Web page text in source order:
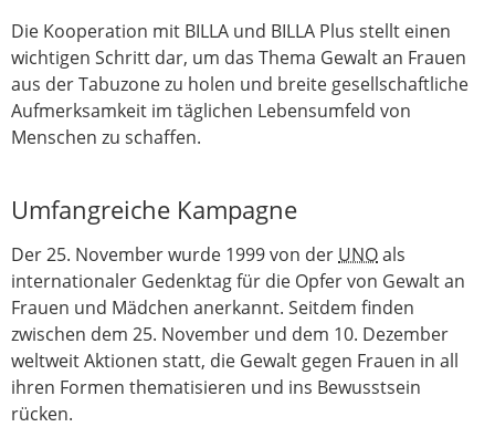
Die Kooperation mit BILLA und BILLA Plus stellt einen
wichtigen Schritt dar, um das Thema Gewalt an Frauen
aus der Tabuzone zu holen und breite gesellschaftliche
Aufmerksamkeit im täglichen Lebensumfeld von
Menschen zu schaffen.
Umfangreiche Kampagne
Der 25. November wurde 1999 von der UNOals
internationaler Gedenktag für die Opfer von Gewalt an
Frauen und Mädchen anerkannt. Seitdem finden
zwischen dem 25. November und dem 10. Dezember
weltweit Aktionen statt, die Gewalt gegen Frauen in all
ihren Formen thematisieren und ins Bewusstsein
rücken.